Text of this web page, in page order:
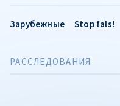
Зарубежные Stop fals!
РАССЛЕДОВАНИЯ